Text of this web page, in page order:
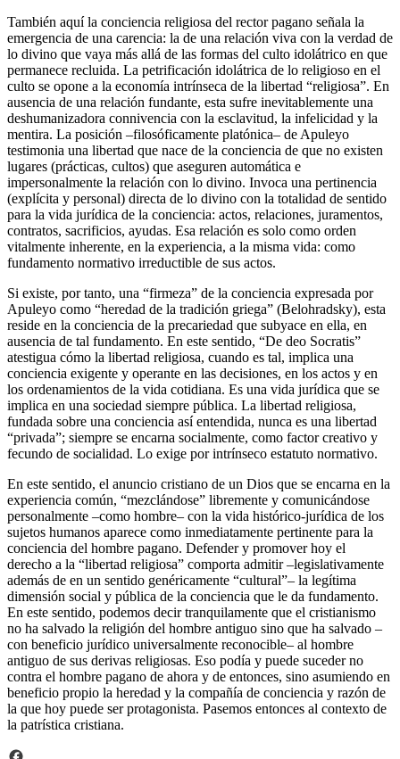
También aquí la conciencia religiosa del rector pagano señala la
emergencia de una carencia: la de una relación viva con la verdad de
lo divino que vaya más allá de las formas del culto idolátrico en que
permanece recluida. La petrificación idolátrica de lo religioso en el
culto se opone a la economía intrínseca de la libertad “religiosa”. En
ausencia de una relación fundante, esta sufre inevitablemente una
deshumanizadora connivencia con la esclavitud, la infelicidad y la
mentira. La posición –filosóficamente platónica– de Apuleyo
testimonia una libertad que nace de la conciencia de que no existen
lugares (prácticas, cultos) que aseguren automática e
impersonalmente la relación con lo divino. Invoca una pertinencia
(explícita y personal) directa de lo divino con la totalidad de sentido
para la vida jurídica de la conciencia: actos, relaciones, juramentos,
contratos, sacrificios, ayudas. Esa relación es solo como orden
vitalmente inherente, en la experiencia, a la misma vida: como
fundamento normativo irreductible de sus actos.
Si existe, por tanto, una “firmeza” de la conciencia expresada por
Apuleyo como “heredad de la tradición griega” (Belohradsky), esta
reside en la conciencia de la precariedad que subyace en ella, en
ausencia de tal fundamento. En este sentido, “De deo Socratis”
atestigua cómo la libertad religiosa, cuando es tal, implica una
conciencia exigente y operante en las decisiones, en los actos y en
los ordenamientos de la vida cotidiana. Es una vida jurídica que se
implica en una sociedad siempre pública. La libertad religiosa,
fundada sobre una conciencia así entendida, nunca es una libertad
“privada”; siempre se encarna socialmente, como factor creativo y
fecundo de socialidad. Lo exige por intrínseco estatuto normativo.
En este sentido, el anuncio cristiano de un Dios que se encarna en la
experiencia común, “mezclándose” libremente y comunicándose
personalmente –como hombre– con la vida histórico-jurídica de los
sujetos humanos aparece como inmediatamente pertinente para la
conciencia del hombre pagano. Defender y promover hoy el
derecho a la “libertad religiosa” comporta admitir –legislativamente
además de en un sentido genéricamente “cultural”– la legítima
dimensión social y pública de la conciencia que le da fundamento.
En este sentido, podemos decir tranquilamente que el cristianismo
no ha salvado la religión del hombre antiguo sino que ha salvado –
con beneficio jurídico universalmente reconocible– al hombre
antiguo de sus derivas religiosas. Eso podía y puede suceder no
contra el hombre pagano de ahora y de entonces, sino asumiendo en
beneficio propio la heredad y la compañía de conciencia y razón de
la que hoy puede ser protagonista. Pasemos entonces al contexto de
la patrística cristiana.